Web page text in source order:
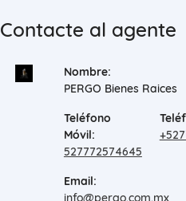
Contacte al agente
Nombre:
PERGO Bienes Raices
Teléfono
Móvil:
527772574645
Email: